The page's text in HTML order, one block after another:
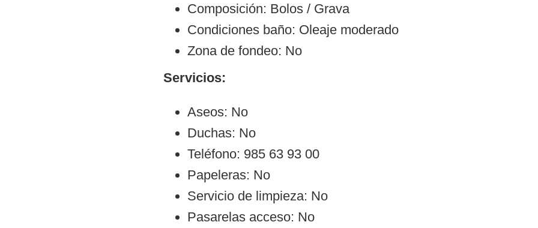
Composición: Bolos / Grava
Condiciones baño: Oleaje moderado
Zona de fondeo: No
Servicios:
Aseos: No
Duchas: No
Teléfono: 985 63 93 00
Papeleras: No
Servicio de limpieza: No
Pasarelas acceso: No